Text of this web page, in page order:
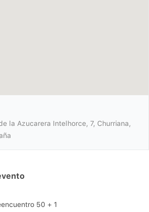
la Azucarera Intelhorce, 7, Churriana,
50 + 1